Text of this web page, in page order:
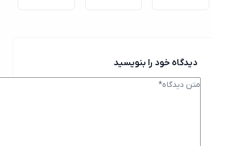
دیدگاه خود را بنویسید